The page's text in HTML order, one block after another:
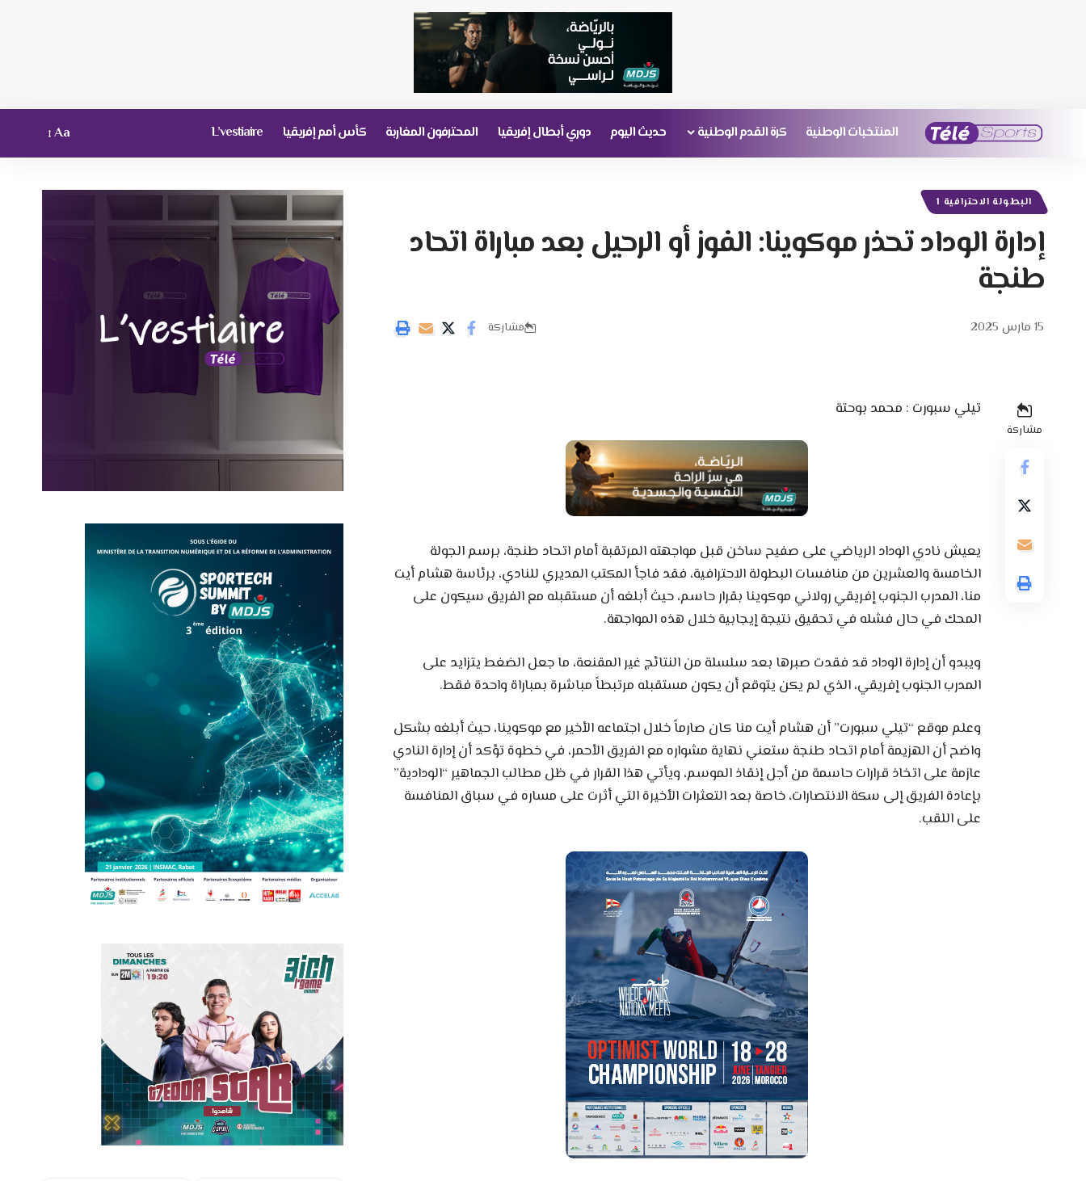
المنتخبات الوطنية كرة القدم الوطنية حديث اليوم دوري أبطال إفريقيا المحترفون المغاربة كأس أمم إفريقيا L’vestiaire
Aa
البطولة الاحترافية 1
إدارة الوداد تحذر موكوينا: الفوز أو الرحيل بعد مباراة اتحاد
طنجة
15 مارس 2025 مشاركة
مشاركة
تيلي سبورت : محمد بوحتة
يعيش نادي الوداد الرياضي على صفيح ساخن قبل مواجهته المرتقبة أمام اتحاد طنجة، برسم الجولة
الخامسة والعشرين من منافسات البطولة الاحترافية، فقد فاجأ المكتب المديري للنادي، برئاسة هشام أيت
منا، المدرب الجنوب إفريقي رولاني موكوينا بقرار حاسم، حيث أبلغه أن مستقبله مع الفريق سيكون على
المحك في حال فشله في تحقيق نتيجة إيجابية خلال هذه المواجهة.
ويبدو أن إدارة الوداد قد فقدت صبرها بعد سلسلة من النتائج غير المقنعة، ما جعل الضغط يتزايد على
المدرب الجنوب إفريقي، الذي لم يكن يتوقع أن يكون مستقبله مرتبطاً مباشرة بمباراة واحدة فقط.
وعلم موقع “تيلي سبورت” أن هشام أيت منا كان صارماً خلال اجتماعه الأخير مع موكوينا، حيث أبلغه بشكل
واضح أن الهزيمة أمام اتحاد طنجة ستعني نهاية مشواره مع الفريق الأحمر، في خطوة تؤكد أن إدارة النادي
عازمة على اتخاذ قرارات حاسمة من أجل إنقاذ الموسم، ويأتي هذا القرار في ظل مطالب الجماهير “الودادية”
بإعادة الفريق إلى سكة الانتصارات، خاصة بعد التعثرات الأخيرة التي أثرت على مساره في سباق المنافسة
على اللقب.